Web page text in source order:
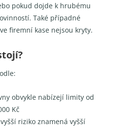
pokud dojde k hrubému
Také případné
firemní kase nejsou kryty.
obvykle nabízejí limity od
Kč
riziko znamená vyšší